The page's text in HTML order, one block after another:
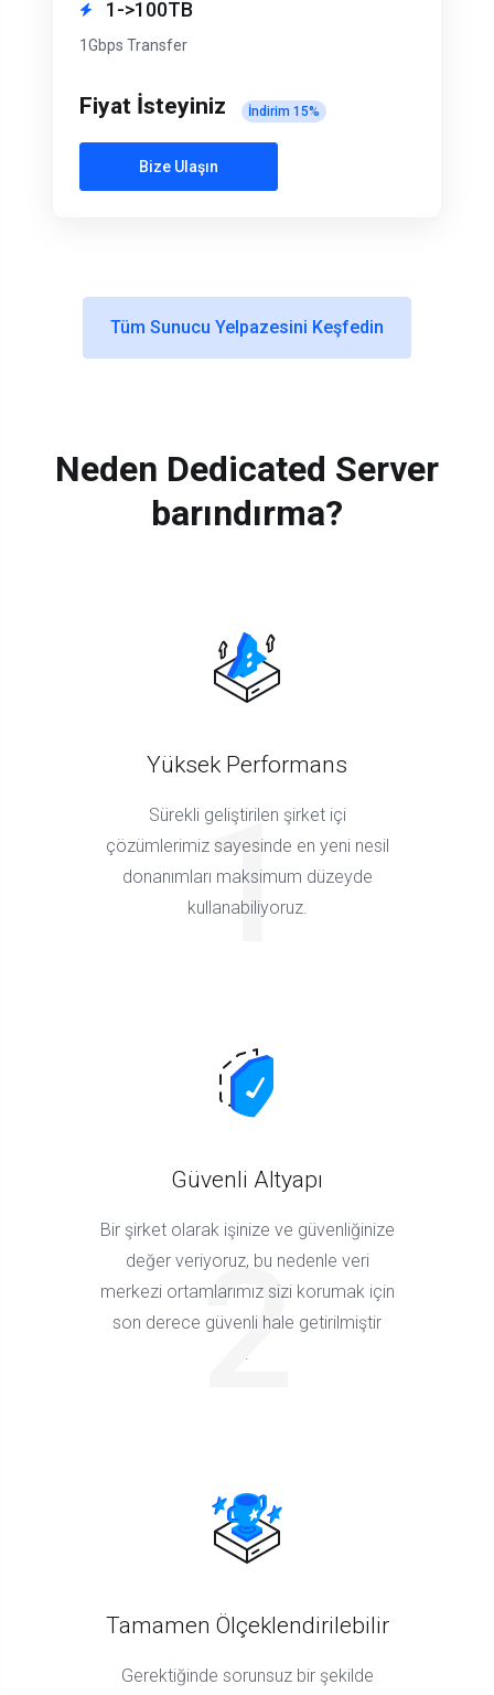
İndirim 15%
Fiyat İsteyiniz
Bize Ulaşın
1->100TB
1Gbps Transfer
Tüm Sunucu Yelpazesini Keşfedin
Neden Dedicated Server
barındırma?
1
Yüksek Performans
Sürekli geliştirilen şirket içi
çözümlerimiz sayesinde en yeni nesil
donanımları maksimum düzeyde
kullanabiliyoruz.
2
Güvenli Altyapı
Bir şirket olarak işinize ve güvenliğinize
değer veriyoruz, bu nedenle veri
merkezi ortamlarımız sizi korumak için
son derece güvenli hale getirilmiştir
.
Tamamen Ölçeklendirilebilir
Gerektiğinde sorunsuz bir şekilde